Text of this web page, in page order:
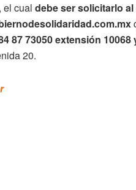
, el cual debe ser solicitarlo
87 73050 extensión 10068
20.